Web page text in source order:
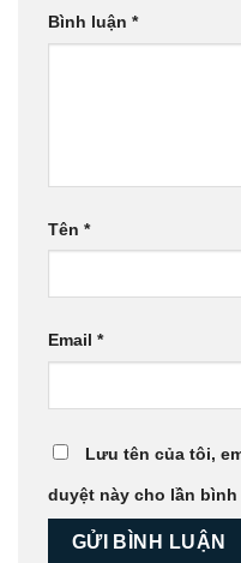
Bình luận *
Tên *
Email *
Lưu tên của tôi,
duyệt này cho lần